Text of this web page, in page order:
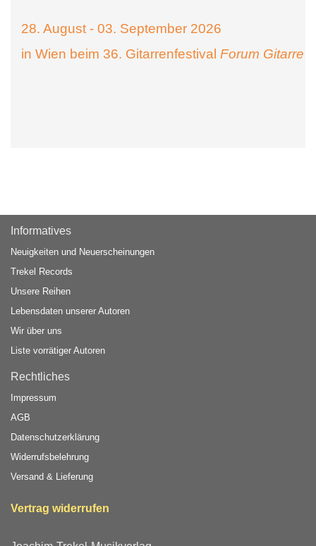
28. August - 03. September 2026
in Wien beim 36. Gitarrenfestival Forum Gitarre
Informatives
Neuigkeiten und Neuerscheinungen
Trekel Records
Unsere Reihen
Lebensdaten unserer Autoren
Wir über uns
Liste vorrätiger Autoren
Rechtliches
Impressum
AGB
Datenschutzerklärung
Widerrufsbelehrung
Versand & Lieferung
Vertrag widerrufen